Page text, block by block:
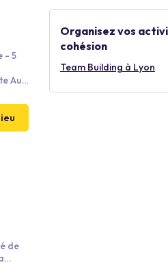
Organisez vos
cohésion
Team Building à Lyon
- 5
de